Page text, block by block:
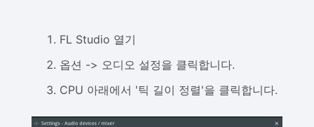
FL Studio 열기
옵션 -> 오디오 설정을 클릭합니다.
CPU 아래에서 '틱 길이 정렬'을 클릭합니다.